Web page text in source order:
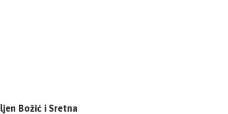
Božić i Sretna